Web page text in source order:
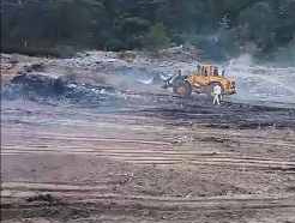
Çevre, Şehircilik
Bakanlığı,
belediyelerine,
dökmeleri
bin 452 TL ceza